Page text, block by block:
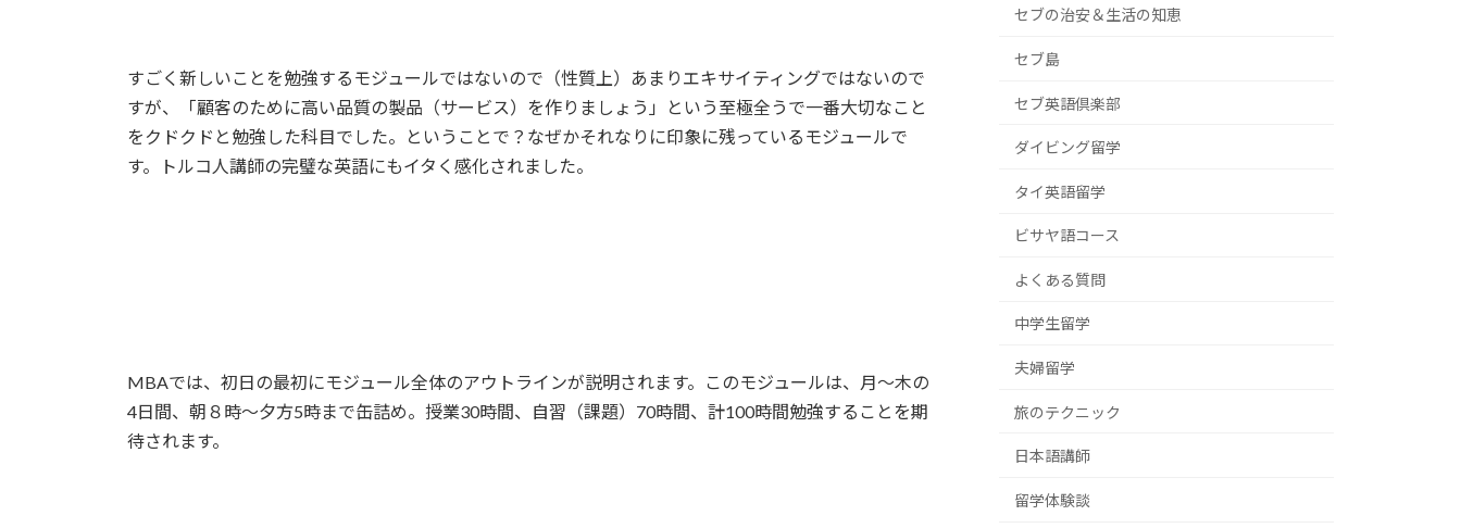
すごく新しいことを勉強するモジュールではないので（性質上）あまりエキサイティングではないので
すが、「顧客のために高い品質の製品（サービス）を作りましょう」という至極全うで一番大切なこと
をクドクドと勉強した科目でした。ということで？なぜかそれなりに印象に残っているモジュールで
す。トルコ人講師の完璧な英語にもイタく感化されました。
MBAでは、初日の最初にモジュール全体のアウトラインが説明されます。このモジュールは、月〜木の
4日間、朝８時〜夕方5時まで缶詰め。授業30時間、自習（課題）70時間、計100時間勉強することを期
待されます。
セブの治安＆生活の知恵
セブ島
セブ英語倶楽部
ダイビング留学
タイ英語留学
ビサヤ語コース
よくある質問
中学生留学
夫婦留学
旅のテクニック
日本語講師
留学体験談